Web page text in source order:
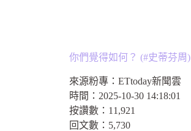
你們覺得如何？ (#史蒂芬周)
來源粉專： ETtoday新聞雲
時間： 2025-10-30 14:18:01
按讚數： 11,921
回文數： 5,730